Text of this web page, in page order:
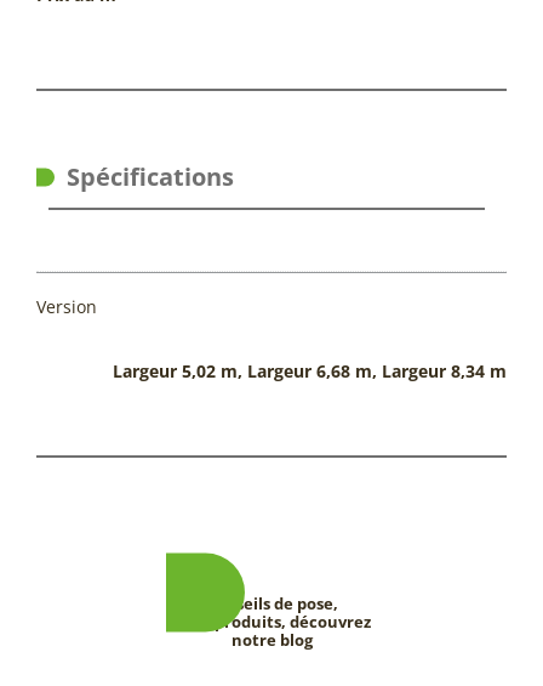
Spécifications
Version
Largeur 5,02 m, Largeur 6,68 m, Largeur 8,34 m
Conseils de pose,
tests produits, découvrez
notre blog